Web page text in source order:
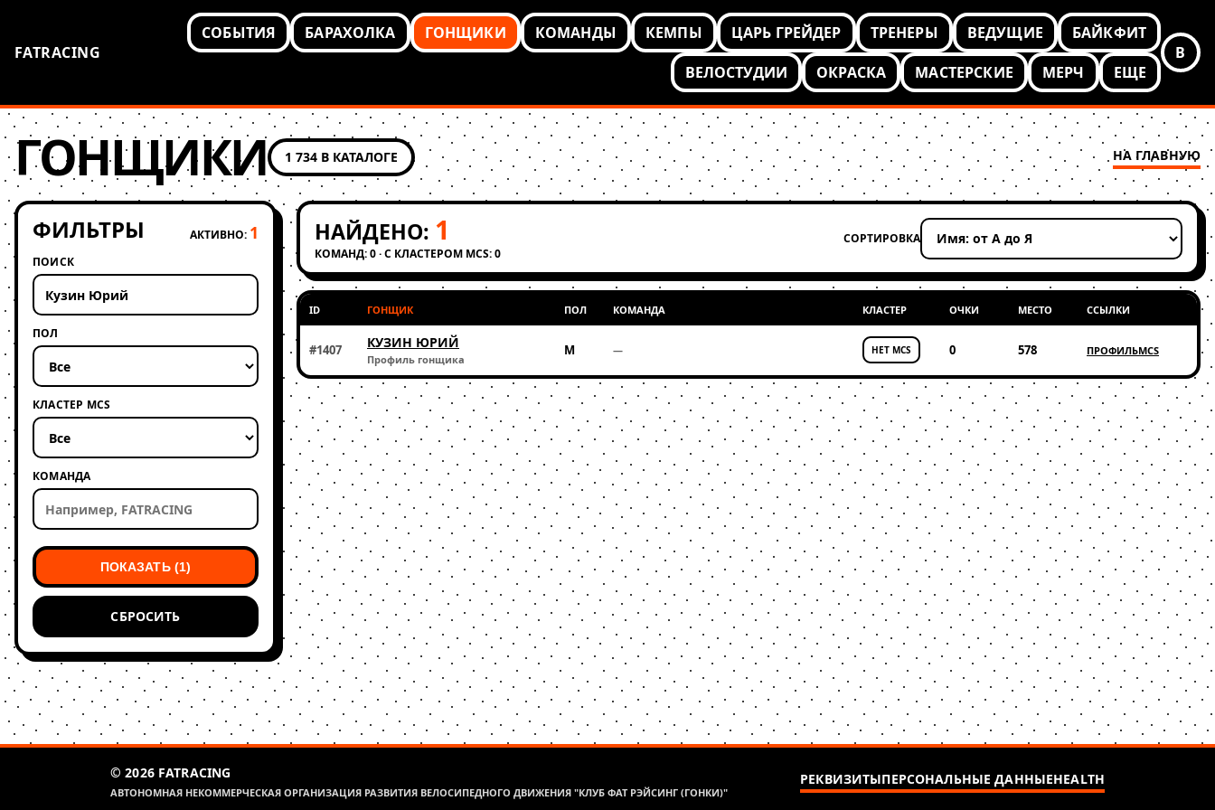
FATRACING
СОБЫТИЯ БАРАХОЛКА ГОНЩИКИ КОМАНДЫ КЕМПЫ ЦАРЬ ГРЕЙДЕР ТРЕНЕРЫ ВЕДУЩИЕ
БАЙКФИТ
ВЕЛОСТУДИИ
ОКРАСКА МАСТЕРСКИЕ МЕРЧ ЕЩЕ
В
ГОНЩИКИ 1 734 В КАТАЛОГЕ НА ГЛАВНУЮ
ФИЛЬТРЫ АКТИВНО: 1
ПОИСК
ПОЛ
КЛАСТЕР MCS
КОМАНДА
ПОКАЗАТЬ (1)
СБРОСИТЬ
НАЙДЕНО: 1
КОМАНД: 0 · С КЛАСТЕРОМ MCS: 0
СОРТИРОВКА
Применить сортировку
ID ГОНЩИК ПОЛ КОМАНДА КЛАСТЕР ОЧКИ МЕСТО ССЫЛКИ
#1407 КУЗИН ЮРИЙ
Профиль гонщика
М — НЕТ MCS 0 578 ПРОФИЛЬMCS
© 2026 FATRACING
АВТОНОМНАЯ НЕКОММЕРЧЕСКАЯ ОРГАНИЗАЦИЯ РАЗВИТИЯ ВЕЛОСИПЕДНОГО ДВИЖЕНИЯ "КЛУБ ФАТ РЭЙСИНГ (ГОНКИ)"
РЕКВИЗИТЫПЕРСОНАЛЬНЫЕ ДАННЫЕHEALTH